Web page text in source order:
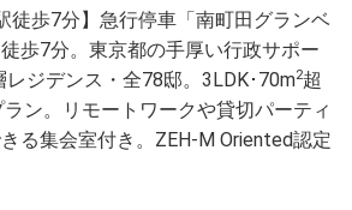
徒歩7分】急行停車「南町田グランベ
歩7分。東京都の手厚い行政サポー
レジデンス・全78邸。3LDK･70m2超
ン。リモートワークや貸切パーティ
る集会室付き。ZEH-M Oriented認定